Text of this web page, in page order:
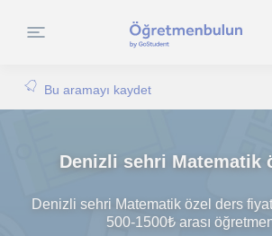
Bu aramayı kaydet
Denizli sehri Matematik
Denizli sehri Matematik özel ders
500-1500₺ arası